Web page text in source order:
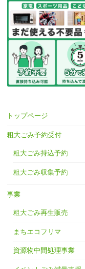
トップページ
粗大ごみ予約受付
粗大ごみ持込予約
粗大ごみ収集予約
事業
粗大ごみ再生販売
まちエコフリマ
資源物中間処理事業